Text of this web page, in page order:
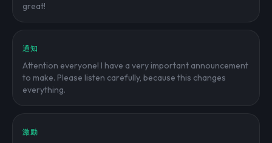
great!
通知
Attention everyone! I have a very important announcement
to make. Please listen carefully, because this changes
everything.
激励